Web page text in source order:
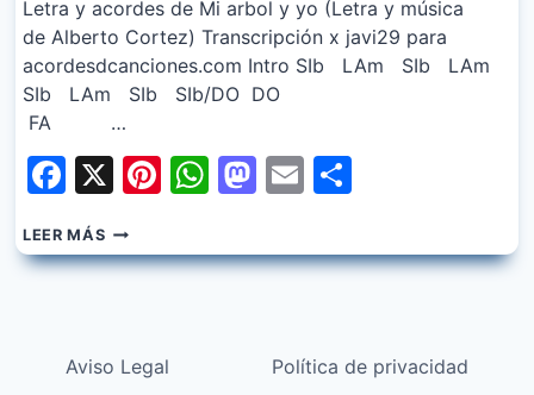
Letra y acordes de Mi arbol y yo (Letra y música
de Alberto Cortez) Transcripción x javi29 para
acordesdcanciones.com Intro SIb LAm SIb LAm
SIb LAm SIb SIb/DO DO
FA …
Facebook
X Pinterest
WhatsApp
Mastodon
Email
LEER MÁSALBERTO
CORTEZ
–
YO
Aviso Legal Política de privacidad